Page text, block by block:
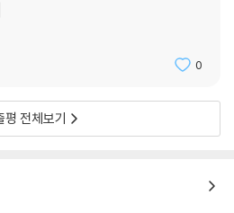
0
평 전체보기